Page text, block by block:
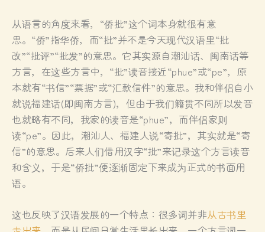
从语言的角度来看，“侨批”这个词本身就很有意
思。“侨”指华侨，而“批”并不是今天现代汉语里“批
改”“批评”“批发”的意思。它其实源自潮汕话、闽南话等
方言，在这些方言中，“批”读音接近“phue”或“pe”，原
本就有“书信”“票据”或“汇款信件”的意思。我和伴侣自小
就说福建话(即闽南方言)，但由于我们籍贯不同所以发音
也就略有不同，我家的读音是“phue”，而伴侣家则
读“pe”。因此，潮汕人、福建人说“寄批”，其实就是“寄
信”的意思。后来人们借用汉字“批”来记录这个方言读音
和含义，于是“侨批”便逐渐固定下来成为正式的书面用
语。
这也反映了汉语发展的一个特点：很多词并非从古书里